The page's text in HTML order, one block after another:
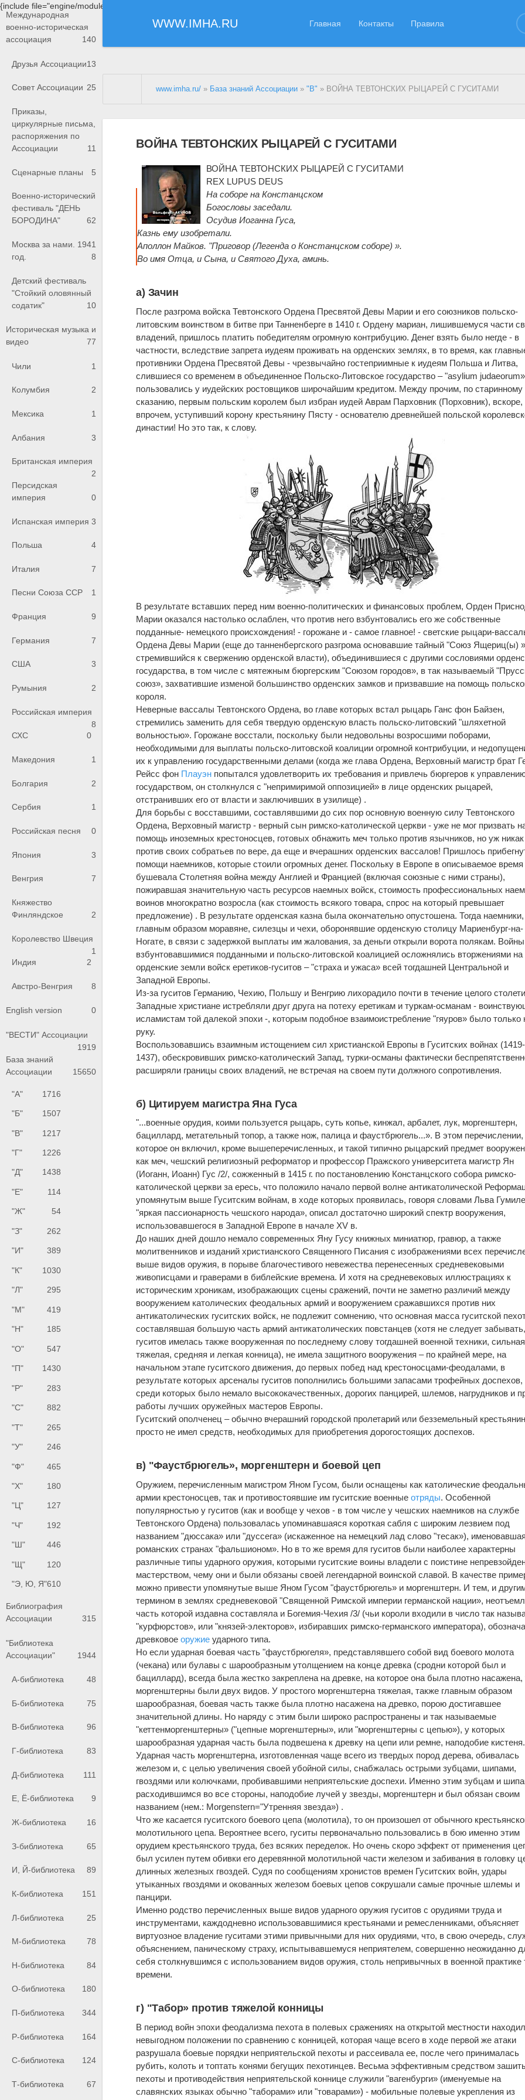
{include file="engine/modules/saperu/head.php"}
WWW.IMHA.RU Главная Контакты Правила
Международная
военно-историческая
ассоциация
140
Друзья Ассоциации13
Совет Ассоциации 25
Приказы,
циркулярные письма,
распоряжения по
Ассоциации
11
Сценарные планы 5
Военно-исторический
фестиваль "ДЕНЬ
БОРОДИНА"
62
Москва за нами. 1941
год.
8
Детский фестиваль
"Стойкий оловянный
содатик"
10
Историческая музыка и
видео
77
Чили 1
Колумбия 2
Мексика 1
Албания 3
Британская империя
2
Персидская
империя
0
Испанская империя 3
Польша 4
Италия 7
Песни Союза ССР 1
Франция 9
Германия 7
США 3
Румыния 2
Российская империя
8
СХС
0
Македония 1
Болгария 2
Сербия 1
Российская песня 0
Япония 3
Венгрия 7
Княжество
Финляндское
2
Королевство Швеция
1
Индия
2
Австро-Венгрия 8
English version 0
"ВЕСТИ" Ассоциации
1919
База знаний
Ассоциации
15650
"А" 1716
"Б" 1507
"В" 1217
"Г" 1226
"Д" 1438
"Е" 114
"Ж" 54
"З" 262
"И" 389
"К" 1030
"Л" 295
"М" 419
"Н" 185
"О" 547
"П" 1430
"Р" 283
"С" 882
"Т" 265
"У" 246
"Ф" 465
"Х" 180
"Ц" 127
"Ч" 192
"Ш" 446
"Щ" 120
"Э, Ю, Я"610
Библиография
Ассоциации
315
"Библиотека
Ассоциации"
1944
А-библиотека 48
Б-библиотека 75
В-библиотека 96
Г-библиотека 83
Д-библиотека 111
Е, Ё-библиотека 9
Ж-библиотека 16
З-библиотека 65
И, Й-библиотека 89
К-библиотека 151
Л-библиотека 25
М-библиотека 78
Н-библиотека 84
О-библиотека 180
П-библиотека 344
Р-библиотека 164
С-библиотека 124
Т-библиотека 67
www.imha.ru/ » База знаний Ассоциации »"В" » ВОЙНА ТЕВТОНСКИХ РЫЦАРЕЙ С ГУСИТАМИ
ВОЙНА ТЕВТОНСКИХ РЫЦАРЕЙ С ГУСИТАМИ
ВОЙНА ТЕВТОНСКИХ РЫЦАРЕЙ С ГУСИТАМИ
REX LUPUS DEUS
На соборе на Констанцском
Богословы заседали.
Осудив Иоганна Гуса,
Казнь ему изобретали.
Аполлон Майков. "Приговор (Легенда о Констанцском соборе) ».
Во имя Отца, и Сына, и Святого Духа, аминь.
а) Зачин
После разгрома войска Тевтонского Ордена Пресвятой Девы Марии и его союзников польско-
литовским воинством в битве при Танненберге в 1410 г. Ордену мариан, лишившемуся части
владений, пришлось платить победителям огромную контрибуцию. Денег взять было негде - в
частности, вследствие запрета иудеям проживать на орденских землях, в то время, как
противники Ордена Пресвятой Девы - чрезвычайно гостеприимные к иудеям Польша и Литва,
слившиеся со временем в объединенное Польско-Литовское государство – "asylium
пользовались у иудейских ростовщиков широчайшим кредитом. Между прочим, по старинному
сказанию, первым польским королем был избран иудей Аврам Парховник (Порховник), вскоре,
впрочем, уступивший корону крестьянину Пясту - основателю древнейшей польской
династии! Но это так, к слову.
В результате вставших перед ним военно-политических и финансовых проблем, Орден
Марии оказался настолько ослаблен, что против него взбунтовались его же собственные
подданные- немецкого происхождения! - горожане и - самое главное! - светские рыцари-
Ордена Девы Марии (еще до танненбергского разгрома основавшие тайный "Союз Ящериц(ы)
стремившийся к свержению орденской власти), объединившиеся с другими сословиями
государства, в том числе с мятежным бюргерским "Союзом городов», в так называемый
союз», захватившие изменой большинство орденских замков и призвавшие на помощь
короля.
Неверные вассалы Тевтонского Ордена, во главе которых встал рыцарь Ганс фон Байзен,
стремились заменить для себя твердую орденскую власть польско-литовский "шляхетной
вольностью». Горожане восстали, поскольку были недовольны возросшими поборами,
необходимыми для выплаты польско-литовской коалиции огромной контрибуции, и
их к управлению государственными делами (когда же глава Ордена, Верховный магистр брат
Рейсс фон Плауэн попытался удовлетворить их требования и привлечь бюргеров к
государством, он столкнулся с "непримиримой оппозицией» в лице орденских рыцарей,
отстранивших его от власти и заключивших в узилище) .
Для борьбы с восставшими, составлявшими до сих пор основную военную силу Тевтонского
Ордена, Верховный магистр - верный сын римско-католической церкви - уже не мог призвать
помощь иноземных крестоносцев, готовых обнажить меч только против язычников, но уж
против своих собратьев по вере, да еще и вчерашних орденских вассалов! Пришлось
помощи наемников, которые стоили огромных денег. Поскольку в Европе в описываемое время
бушевала Столетняя война между Англией и Францией (включая союзные с ними страны),
пожиравшая значительную часть ресурсов наемных войск, стоимость профессиональных
воинов многократно возросла (как стоимость всякого товара, спрос на который превышает
предложение) . В результате орденская казна была окончательно опустошена. Тогда наемники,
главным образом моравяне, силезцы и чехи, оборонявшие орденскую столицу Мариенбург-на-
Ногате, в связи с задержкой выплаты им жалования, за деньги открыли ворота полякам.
взбунтовавшимися подданными и польско-литовской коалицией осложнялись вторжениями на
орденские земли войск еретиков-гуситов – "страха и ужаса» всей тогдашней Центральной и
Западной Европы.
Из-за гуситов Германию, Чехию, Польшу и Венгрию лихорадило почти в течение целого
Западные христиане истребляли друг друга на потеху еретикам и туркам-османам -
исламистам той далекой эпохи -, которым подобное взаимоистребление "гяуров» было только
руку.
Воспользовавшись взаимным истощением сил христианской Европы в Гуситских войнах (1419-
1437), обескровивших римско-католический Запад, турки-османы фактически
расширяли границы своих владений, не встречая на своем пути должного сопротивления.
б) Цитируем магистра Яна Гуса
"...военные орудия, коими пользуется рыцарь, суть копье, кинжал, арбалет, лук, моргенштерн,
бациллард, метательный топор, а также нож, палица и фаустбрюгель...». В этом перечислении,
которое он включил, кроме вышеперечисленных, и такой типично рыцарский предмет
как меч, чешский религиозный реформатор и профессор Пражского университета магистр Ян
(Иоганн, Иоанн) Гус /2/, сожженный в 1415 г. по постановлению Констанцского собора римско-
католической церкви за ересь, что положило начало первой волне антикатолической
упомянутым выше Гуситским войнам, в ходе которых проявилась, говоря словами Льва
"яркая пассионарность чешского народа», описал достаточно широкий спектр вооружения,
использовавшегося в Западной Европе в начале XV в.
До наших дней дошло немало современных Яну Гусу книжных миниатюр, гравюр, а также
молитвенников и изданий христианского Священного Писания с изображениями всех
выше видов оружия, в порыве благочестивого невежества перенесенных средневековыми
живописцами и граверами в библейские времена. И хотя на средневековых иллюстрациях к
историческим хроникам, изображающих сцены сражений, почти не заметно различий между
вооружением католических феодальных армий и вооружением сражавшихся против них
антикатолических гуситских войск, не подлежит сомнению, что основная масса гуситской
составлявшая большую часть армий антикатолических повстанцев (хотя не следует
гуситов имелась также вооруженная по последнему слову тогдашней военной техники, сильная
тяжелая, средняя и легкая конница), не имела защитного вооружения – по крайней мере, на
начальном этапе гуситского движения, до первых побед над крестоносцами-феодалами, в
результате которых арсеналы гуситов пополнились большими запасами трофейных доспехов,
среди которых было немало высококачественных, дорогих панцирей, шлемов, нагрудников и
работы лучших оружейных мастеров Европы.
Гуситский ополченец – обычно вчерашний городской пролетарий или безземельный
просто не имел средств, необходимых для приобретения дорогостоящих доспехов.
в) "Фаустбрюгель», моргенштерн и боевой цеп
Оружием, перечисленным магистром Яном Гусом, были оснащены как католические
армии крестоносцев, так и противостоявшие им гуситские военныеотряды. Особенной
популярностью у гуситов (как и вообще у чехов - в том числе у чешских наемников на службе
Тевтонского Ордена) пользовалась упоминавшаяся короткая сабля с широким лезвием под
названием "дюссака» или "дуссега» (искаженное на немецкий лад слово "тесак»),
романских странах "фальшионом». Но в то же время для гуситов были наиболее характерны
различные типы ударного оружия, которыми гуситские воины владели с поистине
мастерством, чему они и были обязаны своей легендарной воинской славой. В качестве
можно привести упомянутые выше Яном Гусом "фаустбрюгель» и моргенштерн. И тем, и
термином в землях средневековой "Священной Римской империи германской нации»,
часть которой издавна составляла и Богемия-Чехия /3/ (чьи короли входили в число так
"курфюрстов», или "князей-электоров», избиравших римско-германского императора),
древковоеоружие ударного типа.
Но если ударная боевая часть "фаустбрюгеля», представлявшего собой вид боевого молота
(чекана) или булавы с шарообразным утолщением на конце древка (сродни которой был и
бациллард), всегда была жестко закреплена на древке, на которое она была плотно насажена,
моргенштерны были двух видов. У простого моргенштерна тяжелая, также главным образом
шарообразная, боевая часть также была плотно насажена на древко, порою достигавшее
значительной длины. Но наряду с этим были широко распространены и так называемые
"кеттенморгенштерны» ("цепные моргенштерны», или "моргенштерны с цепью»), у которых
шарообразная ударная часть была подвешена к древку на цепи или ремне, наподобие кистеня.
Ударная часть моргенштерна, изготовленная чаще всего из твердых пород дерева, обивалась
железом и, с целью увеличения своей убойной силы, снабжалась острыми зубцами, шипами,
гвоздями или колючками, пробивавшими неприятельские доспехи. Именно этим зубцам и
расходившимся во все стороны, наподобие лучей у звезды, моргенштерн и был обязан своим
названием (нем.: Morgenstern="Утренняя звезда») .
Что же касается гуситского боевого цепа (молотила), то он произошел от обычного
молотильного цепа. Вероятнее всего, гуситы первоначально пользовались в бою именно этим
орудием крестьянского труда, без всяких переделок. Но очень скоро эффект от применения
был усилен путем обивки его деревянной молотильной части железом и забивания в головку
длинных железных гвоздей. Судя по сообщениям хронистов времен Гуситских войн, удары
утыканных гвоздями и окованных железом боевых цепов сокрушали самые прочные шлемы и
панцири.
Именно родство перечисленных выше видов ударного оружия гуситов с орудиями труда и
инструментами, каждодневно использовавшимися крестьянами и ремесленниками, объясняет
виртуозное владение гуситами этими привычными для них орудиями, что, в свою очередь,
объяснением, паническому страху, испытывавшемуся неприятелем, совершенно неожиданно
себя столкнувшимся с использованием видов оружия, столь непривычных в военной практике
времени.
г) "Табор» против тяжелой конницы
В период войн эпохи феодализма пехота в полевых сражениях на открытой местности
невыгодном положении по сравнению с конницей, которая чаще всего в ходе первой же атаки
разрушала боевые порядки неприятельской пехоты и рассеивала ее, после чего принималась
рубить, колоть и топтать конями бегущих пехотинцев. Весьма эффективным средством
пехоты и противодействия неприятельской коннице служили "вагенбурги» (именуемые на
славянских языках обычно "таборами» или "товарами») - мобильные полевые укрепления из